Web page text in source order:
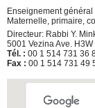
Enseignement général
Maternelle, primaire,
Directeur: Rabbi Y.
5001 Vezina Ave. H3W
Tél. : 00 1 514 731 36
Fax : 00 1 514 731 49